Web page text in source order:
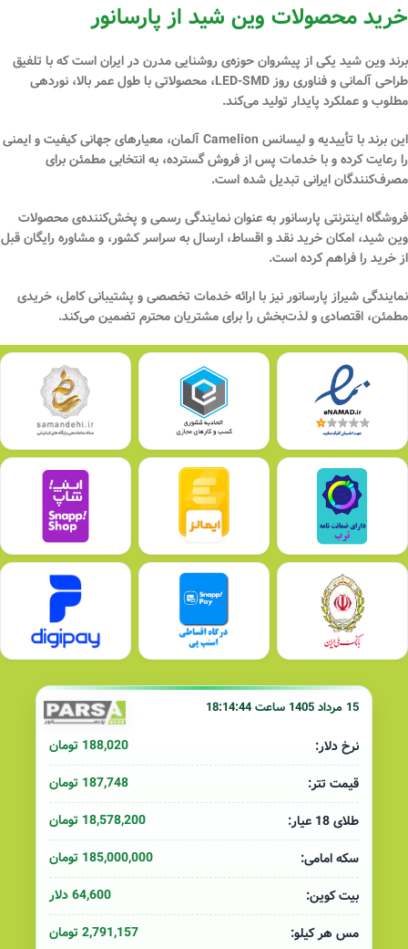
خرید محصولات وین شید از پارسانور
برندوین شید یکی از پیشروان حوزه‌ی روشنایی مدرن در ایران است که با تلفیق
طراحی آلمانی و فناوری روز LED-SMD
، محصولاتی با طول عمر بالا، نوردهی
مطلوب و عملکرد پایدار تولید می‌کند.
این برند با تأییدیه و لیسانس Camelion آلمان
، معیارهای جهانی کیفیت و ایمنی
را رعایت کرده و با خدمات پس از فروش گسترده، به انتخابی مطمئن برای
مصرف‌کنندگان ایرانی تبدیل شده است.
فروشگاه اینترنتی پارسانوربه عنوان نمایندگی رسمی و پخش‌کننده‌ی محصولات
وین شید، امکان خرید نقد و اقساط، ارسال به سراسر کشور، و مشاوره رایگان قبل
از خرید را فراهم کرده است.
نمایندگی شیراز پارسانور نیز با ارائه خدمات تخصصی و پشتیبانی کامل، خریدی
مطمئن، اقتصادی و لذت‌بخشرا برای مشتریان محترم تضمین می‌کند.
15 مرداد 1405 ساعت 18:14:44
نرخ دلار:
188,020 تومان
قیمت تتر:
187,748 تومان
طلای 18 عیار:
18,578,200 تومان
سکه امامی:
185,000,000 تومان
بیت کوین:
64,600 دلار
مس هر کیلو:
2,791,157 تومان